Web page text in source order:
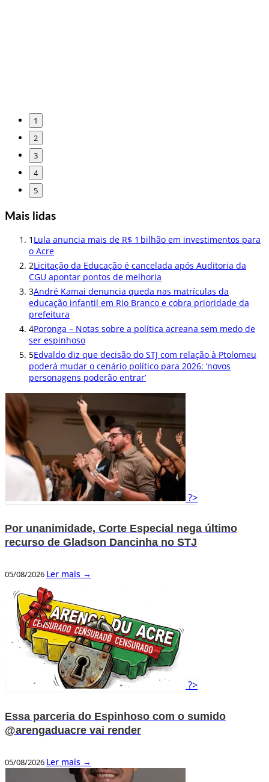
1
2
3
4
5
Mais lidas
1 Lula anuncia mais de R$ 1 bilhão em investimentos para
o Acre
2Licitação da Educação é cancelada após Auditoria da
CGU apontar pontos de melhoria
3André Kamai denuncia queda nas matrículas da
educação infantil em Rio Branco e cobra prioridade da
prefeitura
4Poronga – Notas sobre a política acreana sem medo de
ser espinhoso
5Edvaldo diz que decisão do STJ com relação à Ptolomeu
poderá mudar o cenário político para 2026: ‘novos
personagens poderão entrar’
?>
Por unanimidade, Corte Especial nega último
recurso de Gladson Dancinha no STJ
05/08/2026 Ler mais →
?>
Essa parceria do Espinhoso com o sumido
@arengaduacre vai render
05/08/2026 Ler mais →